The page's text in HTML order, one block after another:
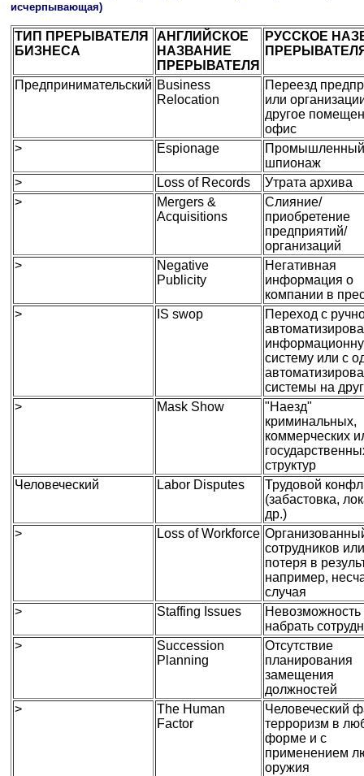
исчерпывающая)
ТИП ПРЕРЫВАТЕЛЯ
БИЗНЕСА
АНГЛИЙСКОЕ
НАЗВАНИЕ
ПРЕРЫВАТЕЛЯ
РУССКОЕ
Предпринимательский Business
Relocation
Переезд
или
другое
офис
>
Espionage
Промышленный
шпионаж
>
Loss of Records
Утрата архива
>
Mergers &
Acquisitions
Слияние/
приобретение
предприятий/
организаций
>
Negative
Publicity
Негативная
информация о
компании в
>
IS swop
Переход с
систему или с
системы на
>
Mask Show
"Наезд"
криминальных,
коммерческих
структур
Человеческий
Labor Disputes
Трудовой
(забастовка,
др.)
>
Loss of Workforce
сотрудников
потеря в
например,
случая
>
Staffing Issues
Невозможность
набрать
>
Succession
Planning
Отсутствие
планирования
замещения
должностей
>
The Human
Factor
Человеческий
терроризм в
форме и с
применением
оружия